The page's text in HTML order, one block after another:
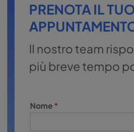
PRENOTA IL
Il nostro team
più breve tempo
Nome *